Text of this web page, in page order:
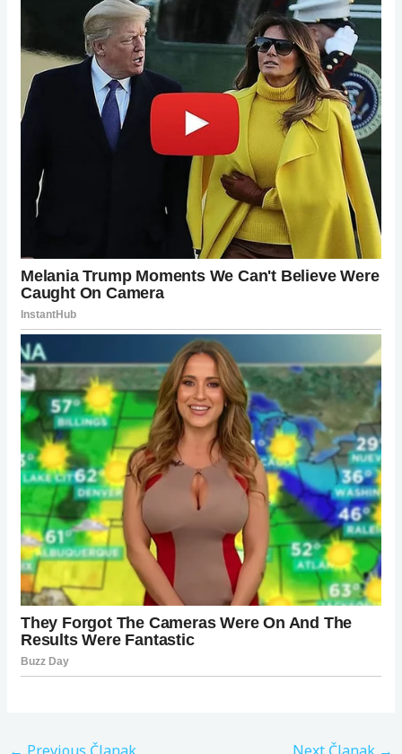
← Previous Članak Next Članak →